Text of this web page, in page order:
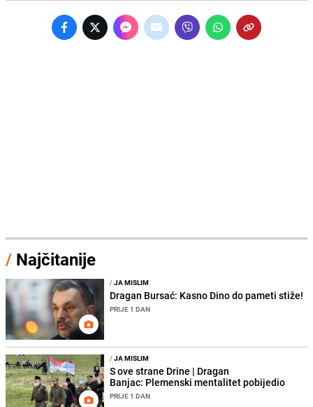
/ Najčitanije
/JA MISLIM
Dragan Bursać: Kasno Dino do pameti stiže!
PRIJE 1 DAN
/JA MISLIM
S ove strane Drine | Dragan
Banjac: Plemenski mentalitet pobijedio
PRIJE 1 DAN